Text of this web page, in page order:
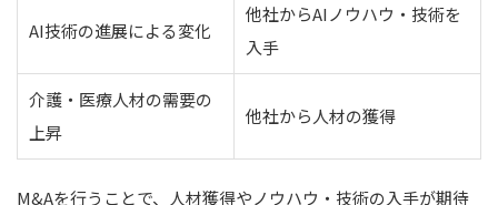
AI技術の進展による変化
他社からAIノウハウ・技術を
入手
介護・医療人材の需要の
上昇
他社から人材の獲得
M&Aを行うことで、人材獲得やノウハウ・技術の入手が期待